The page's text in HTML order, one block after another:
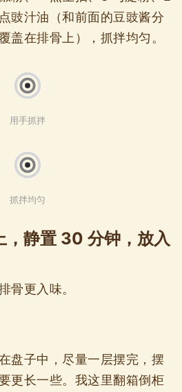
豉汁油（和前面的豆豉酱分
盖在排骨上），抓拌均匀。
用手抓拌
抓拌均匀
，静置 30 分钟，放入
骨更入味。
盘子中，尽量一层摆完，摆
更长一些。我这里翻箱倒柜